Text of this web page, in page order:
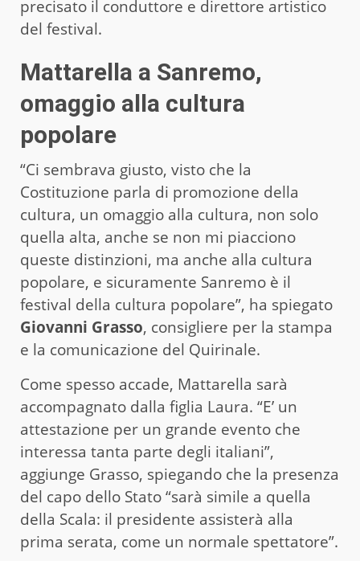
precisato il conduttore e direttore artistico
del festival.
Mattarella a Sanremo,
omaggio alla cultura
popolare
“Ci sembrava giusto, visto che la
Costituzione parla di promozione della
cultura, un omaggio alla cultura, non solo
quella alta, anche se non mi piacciono
queste distinzioni, ma anche alla cultura
popolare, e sicuramente Sanremo è il
festival della cultura popolare”, ha spiegato
Giovanni Grasso, consigliere per la stampa
e la comunicazione del Quirinale.
Come spesso accade, Mattarella sarà
accompagnato dalla figlia Laura. “E’ un
attestazione per un grande evento che
interessa tanta parte degli italiani”,
aggiunge Grasso, spiegando che la presenza
del capo dello Stato “sarà simile a quella
della Scala: il presidente assisterà alla
prima serata, come un normale spettatore”.